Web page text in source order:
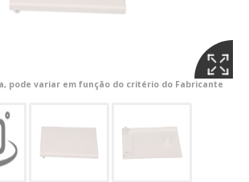
pode variar em função do critério do Fabricante